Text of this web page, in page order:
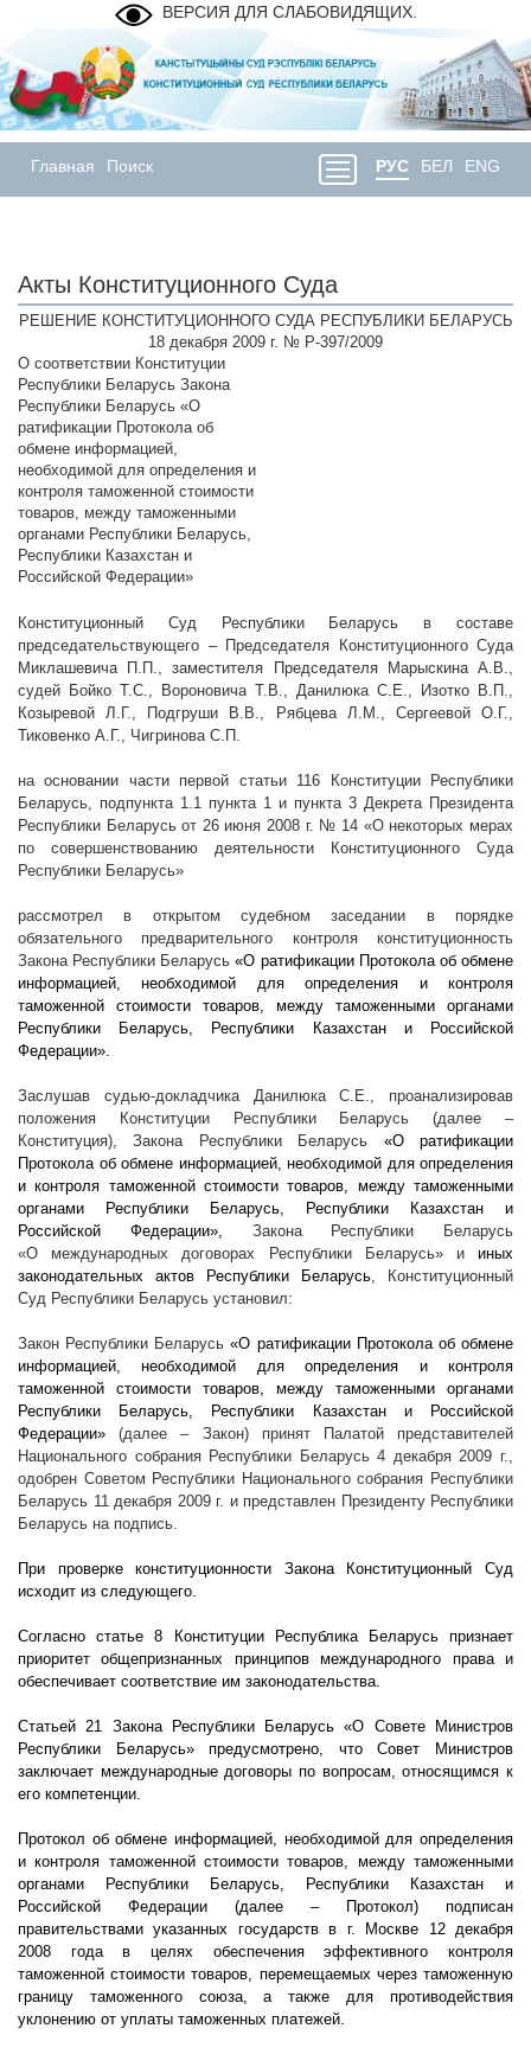
ВЕРСИЯ ДЛЯ СЛАБОВИДЯЩИХ.
Главная Поиск РУС БЕЛ ENG
Акты Конституционного Суда
РЕШЕНИЕ КОНСТИТУЦИОННОГО СУДА РЕСПУБЛИКИ БЕЛАРУСЬ
18 декабря 2009 г. № Р-397/2009
О соответствии Конституции
Республики Беларусь Закона
Республики Беларусь «О
ратификации Протокола об
обмене информацией,
необходимой для определения и
контроля таможенной стоимости
товаров, между таможенными
органами Республики Беларусь,
Республики Казахстан и
Российской Федерации»
Конституционный Суд Республики Беларусь в составе
председательствующего – Председателя Конституционного Суда
Миклашевича П.П., заместителя Председателя Марыскина А.В.,
судей Бойко Т.С., Вороновича Т.В., Данилюка С.Е., Изотко В.П.,
Козыревой Л.Г., Подгруши В.В., Рябцева Л.М., Сергеевой О.Г.,
Тиковенко А.Г., Чигринова С.П.
на основании части первой статьи 116 Конституции Республики
Беларусь, подпункта 1.1 пункта 1 и пункта 3 Декрета Президента
Республики Беларусь от 26 июня 2008 г. № 14 «О некоторых мерах
по совершенствованию деятельности Конституционного Суда
Республики Беларусь»
рассмотрел в открытом судебном заседании в порядке
обязательного предварительного контроля конституционность
Закона Республики Беларусь«О ратификации Протокола об обмене
информацией, необходимой для определения и контроля
таможенной стоимости товаров, между таможенными органами
Республики Беларусь, Республики Казахстан и Российской
Федерации».
Заслушав судью-докладчика Данилюка С.Е., проанализировав
положения Конституции Республики Беларусь (далее –
Конституция), Закона Республики Беларусь «О ратификации
Протокола об обмене информацией, необходимой для определения
и контроля таможенной стоимости товаров, между таможенными
органами Республики Беларусь, Республики Казахстан и
Российской Федерации», Закона Республики Беларусь
«О международных договорах Республики Беларусь» и иных
законодательных актов Республики Беларусь, Конституционный
Суд Республики Беларусь установил:
Закон Республики Беларусь«О ратификации Протокола об обмене
информацией, необходимой для определения и контроля
таможенной стоимости товаров, между таможенными органами
Республики Беларусь, Республики Казахстан и Российской
Федерации»(далее – Закон) принят Палатой представителей
Национального собрания Республики Беларусь 4 декабря2009 г.,
одобрен Советом Республики Национального собрания Республики
Беларусь 11 декабря 2009 г. и представлен Президенту Республики
Беларусь на подпись.
При проверке конституционности Закона Конституционный Суд
исходит из следующего.
Согласно статье 8 Конституции Республика Беларусь признает
приоритет общепризнанных принципов международного права и
обеспечивает соответствие им законодательства.
Статьей 21 Закона Республики Беларусь «О Совете Министров
Республики Беларусь» предусмотрено, что Совет Министров
заключает международные договоры по вопросам, относящимся к
его компетенции.
Протокол об обмене информацией, необходимой для определения
и контроля таможенной стоимости товаров, между таможенными
органами Республики Беларусь, Республики Казахстан и
Российской Федерации (далее – Протокол) подписан
правительствами указанных государств в г. Москве 12 декабря
2008 года в целях обеспечения эффективного контроля
таможенной стоимости товаров, перемещаемых через таможенную
границу таможенного союза, а также для противодействия
уклонению от уплаты таможенных платежей.